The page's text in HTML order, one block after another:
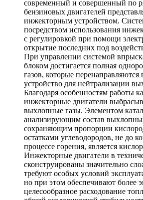
современный и совершенный по
бензиновых двигателей
инжекторным устройством.
посредством использования
с регулировкой при помощи
открытие последних под
При управлении системой
блоком достигается полная
газов, которые перенаправляются
устройство для нейтрализации
Благодаря особенностям работы
инжекторные двигатели
выхлопные газы. Элементом
анализирующим состав
сохраняющим пропорции
остатками углеводородов, не до
процессе горения, является
Инжекторные двигатели в
сконструированы значительно
требуют особых условий
но при этом обеспечивают более
целесообразное расходование